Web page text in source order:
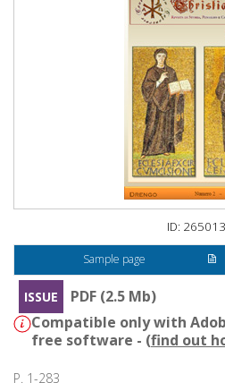
ID:
Sample page
ISSUE
PDF (2.5 Mb)
Compatible only with
free software - (find out
P. 1-283